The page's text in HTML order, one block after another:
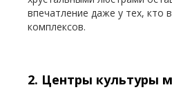
впечатление даже у тех, кто
комплексов.
2. Центры культуры